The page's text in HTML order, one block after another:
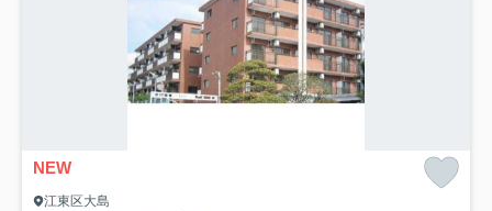
NEW
江東区大島